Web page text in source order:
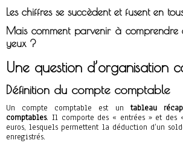
Les chiffres se succèdent et fusent en
Mais comment parvenir à comprendre
yeux ?
Une question d’organisation
Définition du compte comptable
Un compte comptable est un tableau
comptables. Il comporte des « entrées » et des
euros, lesquels permettent la déduction d’un
enregistrés.